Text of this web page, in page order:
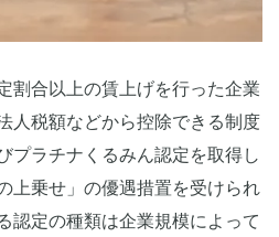
割合以上の賃上げを行った企業
人税額などから控除できる制度
プラチナくるみん認定を取得し
上乗せ」の優遇措置を受けられ
認定の種類は企業規模によって